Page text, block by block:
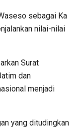
sebagai Ka
nilai-nilai
Surat
dan
menjadi
yang ditudingkan